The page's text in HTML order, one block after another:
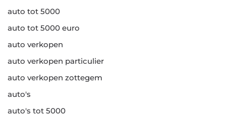
auto tot 5000
auto tot 5000 euro
auto verkopen
auto verkopen particulier
auto verkopen zottegem
auto's
auto's tot 5000